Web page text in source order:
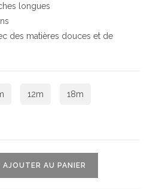
longues
des matières douces et de
12m 18m
AJOUTER AU PANIER